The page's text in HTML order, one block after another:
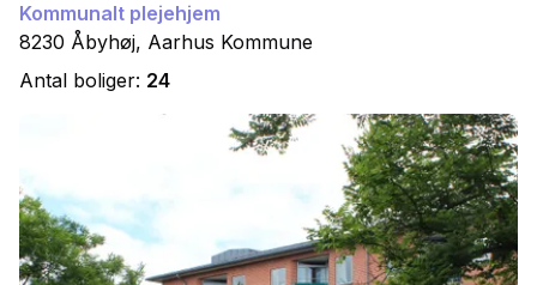
Kommunalt plejehjem
8230 Åbyhøj, Aarhus Kommune
Antal boliger: 24